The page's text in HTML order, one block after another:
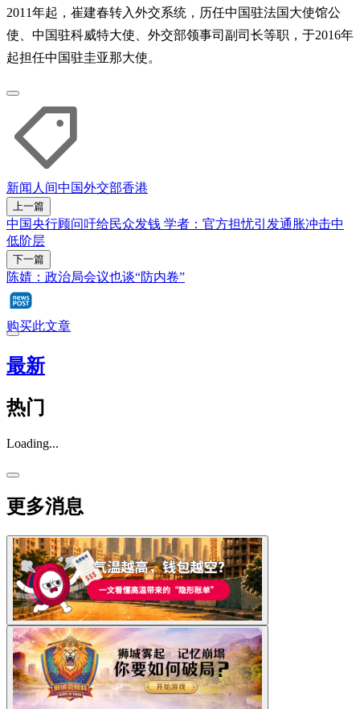
2011年起，崔建春转入外交系统，历任中国驻法国大使馆公
使、中国驻科威特大使、外交部领事司副司长等职，于2016年
起担任中国驻圭亚那大使。
新闻人间中国外交部香港
上一篇
中国央行顾问吁给民众发钱 学者：官方担忧引发通胀冲击中
低阶层
下一篇
陈婧：政治局会议也谈“防内卷”
购买此文章
最新
热门
Loading...
更多消息